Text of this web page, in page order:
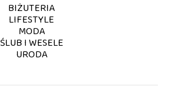
BIŻUTERIA
LIFESTYLE
MODA
ŚLUB I WESELE
URODA